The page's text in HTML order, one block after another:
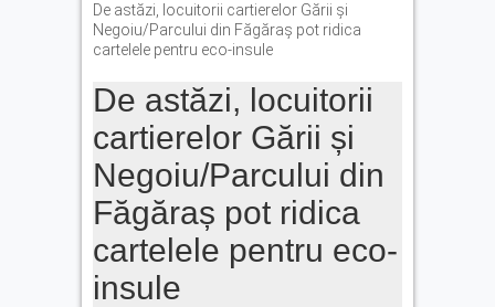
cinematografe
Ce facem în weekend la
’90 și distracție
Fonduri europene pentru
tinerii din Făgăraș.
Eveniment dedicat celor care
vor să își transforme ideile
în proiecte
Legea pentru plafonarea
prețurilor la carburanți a
De astăzi, locuitorii cartierelor Gării și
Negoiu/Parcului din Făgăraș pot ridica
cartelele pentru eco-insule
De astăzi, locuitorii
cartierelor Gării și
Negoiu/Parcului din
Făgăraș pot ridica
cartelele pentru eco-
insule